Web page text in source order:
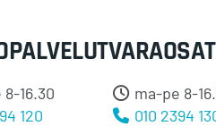
16.30
120
VARAOSAT
ma-pe 8-
010 2394